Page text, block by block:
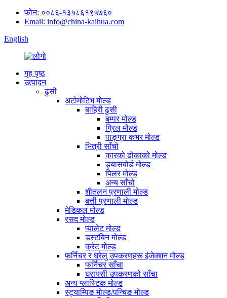
फोन: ००८६-१३५८६१९५७६०
Email: info@china-kaihua.com
English
गृह पृष्ठ
उत्पादन
ढुसी
अटोमोटिभ मोल्ड
बाहिरी ढुसी
बम्पर मोल्ड
ग्रिल मोल्ड
पाङ्ग्रा कभर मोल्ड
भित्री साँचो
कारको ढोकाको मोल्ड
ड्यासबोर्ड मोल्ड
पिलर मोल्ड
अन्य साँचो
शीतलन प्रणाली मोल्ड
बत्ती प्रणाली मोल्ड
मेडिकल मोल्ड
रसद मोल्ड
प्यालेट मोल्ड
डस्टबिन मोल्ड
क्रेट मोल्ड
फर्निचर र घरेलु उपकरणहरू इंजेक्शन मोल्ड
फर्निचर साँचा
घरायसी उपकरणको साँचा
अन्य प्लास्टिक मोल्ड
स्ट्याम्पिङ मोल्ड/पन्चिङ मोल्ड